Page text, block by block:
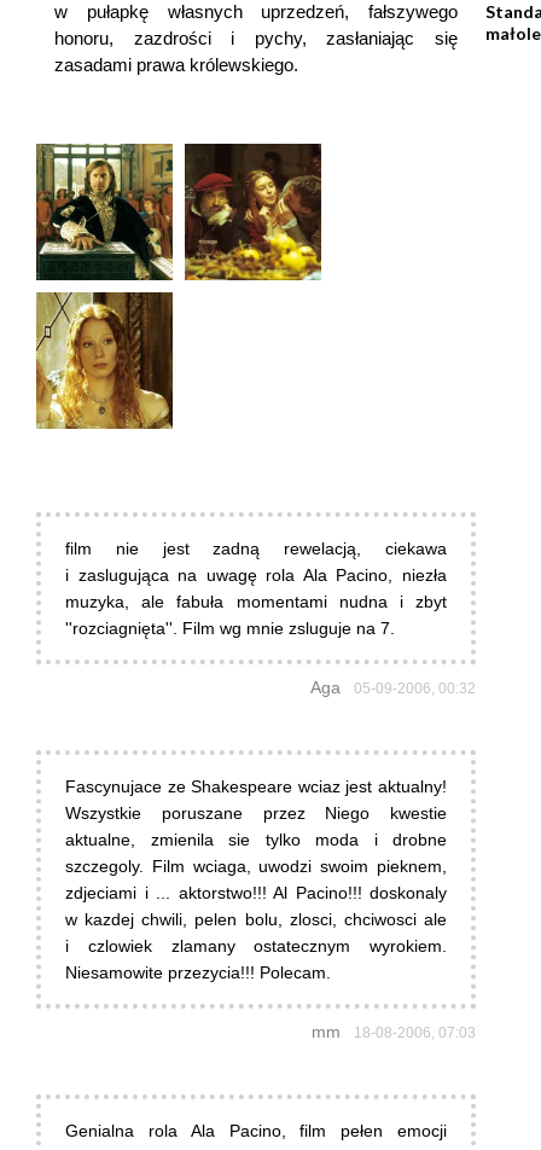
w pułapkę własnych uprzedzeń, fałszywego
honoru, zazdrości i pychy, zasłaniając się
zasadami prawa królewskiego.
film nie jest zadną rewelacją, ciekawa
i zaslugująca na uwagę rola Ala Pacino, niezła
muzyka, ale fabuła momentami nudna i zbyt
''rozciagnięta''. Film wg mnie zsluguje na 7.
Aga 05-09-2006, 00:32
Fascynujace ze Shakespeare wciaz jest aktualny!
Wszystkie poruszane przez Niego kwestie
aktualne, zmienila sie tylko moda i drobne
szczegoly. Film wciaga, uwodzi swoim pieknem,
zdjeciami i ... aktorstwo!!! Al Pacino!!! doskonaly
w kazdej chwili, pelen bolu, zlosci, chciwosci ale
i czlowiek zlamany ostatecznym wyrokiem.
Niesamowite przezycia!!! Polecam.
mm 18-08-2006, 07:03
Genialna rola Ala Pacino, film pełen emocji